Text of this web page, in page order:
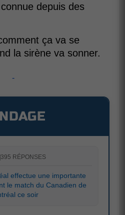
depuis des
ça va se
la sirène va sonner.
-
|395 RÉPONSES
effectue une importante
le match du Canadien de
ce soir